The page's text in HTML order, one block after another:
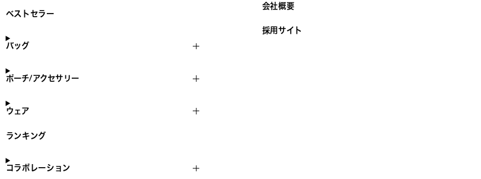
ベストセラー
バッグ
ポーチ/アクセサリー
ウェア
ランキング
コラボレーション
会社概要
採用サイト